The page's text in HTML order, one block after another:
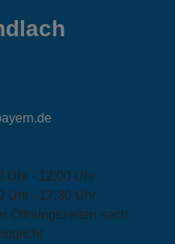
Uhr - 12:00 Uhr
Uhr - 17:30 Uhr
Öffnungszeiten nach